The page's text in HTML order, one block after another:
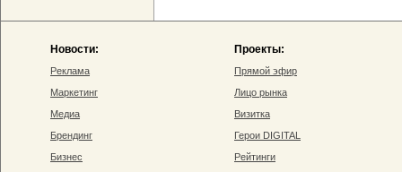
Новости:
Реклама
Маркетинг
Медиа
Брендинг
Бизнес
Проекты:
Прямой эфир
Лицо рынка
Визитка
Герои DIGITAL
Рейтинги